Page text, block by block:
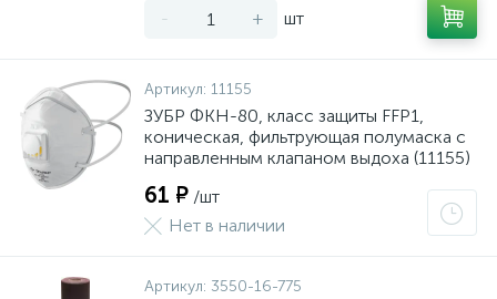
- + шт
Артикул: 11155
ЗУБР ФКН-80, класс защиты FFP1,
коническая, фильтрующая полумаска с
направленным клапаном выдоха (11155)
61 ₽ /шт
Нет в наличии
Артикул: 3550-16-775